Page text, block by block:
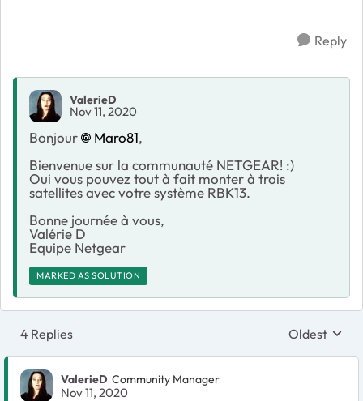
Reply
ValerieD
Nov 11, 2020
Bonjour Maro81,
Bienvenue sur la communauté NETGEAR! :)
Oui vous pouvez tout à fait monter à trois
satellites avec votre système RBK13.
Bonne journée à vous,
Valérie D
Equipe Netgear
MARKED AS SOLUTION
4 Replies Replies
Oldest
ValerieD Community Manager
Nov 11, 2020